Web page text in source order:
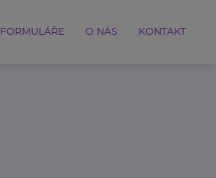
FORMULÁŘE O NÁS KONTAKT